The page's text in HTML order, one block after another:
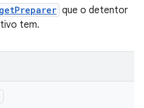
que o detentor
tem.